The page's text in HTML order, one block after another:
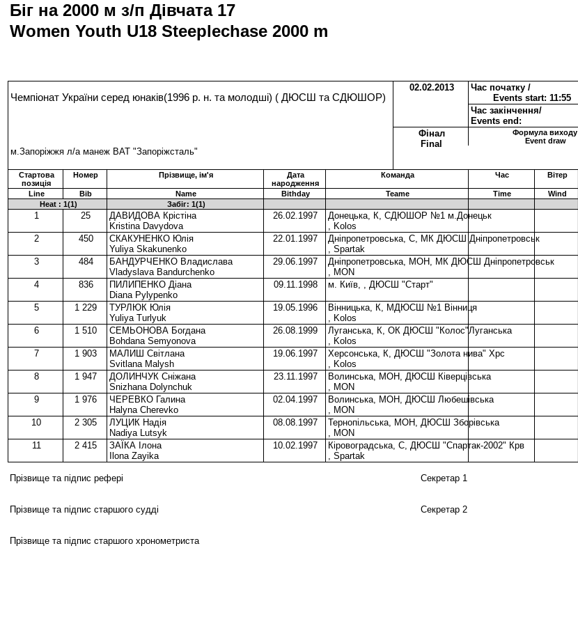
Біг на 2000 м з/п Дівчата 17
Women Youth U18 Steeplechase 2000 m
Чемпіонат України серед юнаків(1996 р. н. та молодші) ( ДЮСШ та СДЮШОР)
02.02.2013
Час початку /
Events start: 11:55
Час закінчення/
Events end:
Фінал
Final
Формула виходу
Event draw
м.Запоріжжя л/а манеж ВАТ "Запоріжсталь"
Стартова
позиція
Номер Прізвище, ім'я
Дата
народження
Команда Час Вітер
Line Bib Name Bithday Teame Time Wind
Heat : 1(1)
Забіг: 1(1)
1 25
ДАВИДОВА Крістіна
Kristina Davydova
26.02.1997
Донецька, К, СДЮШОР №1 м.Донецьк
, Kolos
2
450
СКАКУНЕНКО Юлія
Yuliya Skakunenko
22.01.1997
Дніпропетровська, С, МК ДЮСШ Дніпропетровськ
, Spartak
3
484
БАНДУРЧЕНКО Владислава
Vladyslava Bandurchenko
29.06.1997
Дніпропетровська, МОН, МК ДЮСШ Дніпропетровськ
, MON
4
836
ПИЛИПЕНКО Діана
Diana Pylypenko
09.11.1998 м. Київ, , ДЮСШ "Старт"
5 1 229
ТУРЛЮК Юлія
Yuliya Turlyuk
19.05.1996
Вінницька, К, МДЮСШ №1 Вінниця
, Kolos
6
1 510
СЕМЬОНОВА Богдана
Bohdana Semyonova
26.08.1999
Луганська, К, ОК ДЮСШ "Колос"Луганська
, Kolos
7
1 903
МАЛИШ Світлана
Svitlana Malysh
19.06.1997
Херсонська, К, ДЮСШ "Золота нива" Хрс
, Kolos
8
1 947
ДОЛИНЧУК Сніжана
Snizhana Dolynchuk
23.11.1997
Волинська, МОН, ДЮСШ Ківерцівська
, MON
9
1 976
ЧЕРЕВКО Галина
Halyna Cherevko
02.04.1997
Волинська, МОН, ДЮСШ Любешівська
, MON
10
2 305
ЛУЦИК Надія
Nadiya Lutsyk
08.08.1997
Тернопiльська, МОН, ДЮСШ Зборівська
, MON
11
2 415
ЗАЇКА Ілона
Ilona Zayika
10.02.1997
Кіровоградська, С, ДЮСШ "Спартак-2002" Крв
, Spartak
Прізвище та підпис рефері Секретар 1
Прізвище та підпис старшого судді Секретар 2
Прізвище та підпис старшого хронометриста